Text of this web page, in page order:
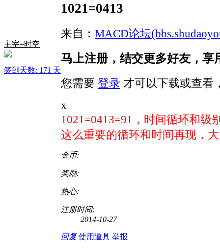
主宰=时空
签到天数: 171 天
1021=0413
来自： MACD论坛
马上注册，结交更多好友，
您需要 登录 才可以下载或查看
x
1021=0413=91，时间循环和级
这么重要的循环和时间再现，
金币:
奖励:
热心:
注册时间:
2014-10-27
回复 使用道具 举报